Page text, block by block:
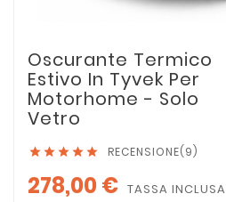
Oscurante Termico
Estivo In Tyvek Per
Motorhome - Solo
Vetro
     RECENSIONE(9)
278,00 € TASSA INCLUSA